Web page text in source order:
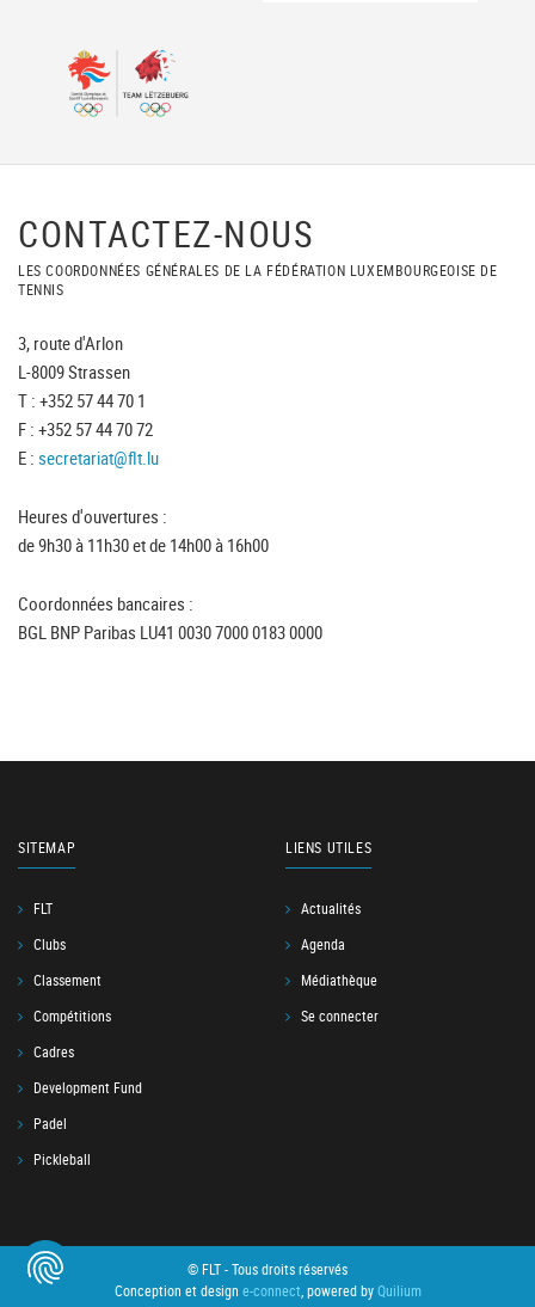
CONTACTEZ-NOUS
LES COORDONNÉES GÉNÉRALES DE LA FÉDÉRATION LUXEMBOURGEOISE DE
TENNIS
3, route d'Arlon
L-8009 Strassen
T : +352 57 44 70 1
F : +352 57 44 70 72
E : secretariat@flt.lu
Heures d'ouvertures :
de 9h30 à 11h30 et de 14h00 à 16h00
Coordonnées bancaires :
BGL BNP Paribas LU41 0030 7000 0183 0000
SITEMAP
FLT
Clubs
Classement
Compétitions
Cadres
Development Fund
Padel
Pickleball
LIENS UTILES
Actualités
Agenda
Médiathèque
Se connecter
© FLT - Tous droits réservés
Conception et design e-connect, powered byQuilium